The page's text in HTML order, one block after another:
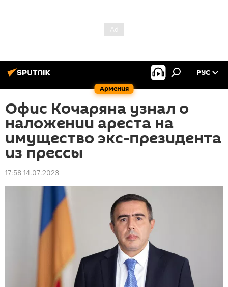
Армения
РУС
Офис Кочаряна узнал о
наложении ареста на
имущество экс-президента
из прессы
17:58 14.07.2023